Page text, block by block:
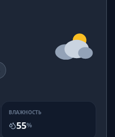
ВЛАЖНОСТЬ
55%